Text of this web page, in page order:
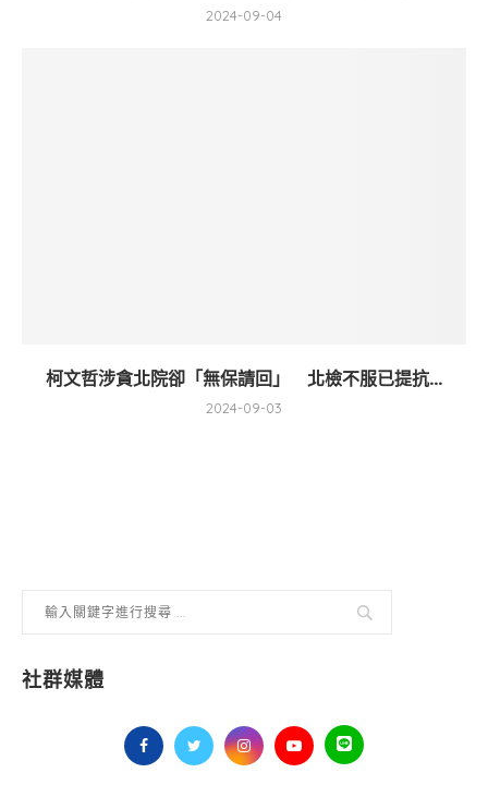
2024-09-04
柯文哲涉貪北院卻「無保請回」 北檢不服已提抗...
2024-09-03
社群媒體